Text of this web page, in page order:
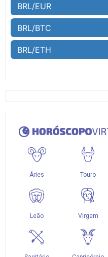
BRL/EUR
BRL/BTC
BRL/ETH